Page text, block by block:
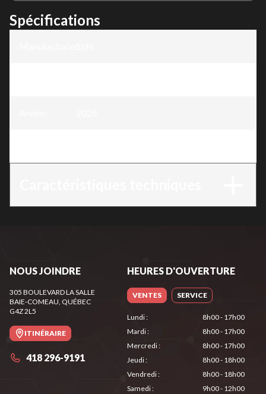
Spécifications
NOUS JOINDRE
305 BOULEVARD LA SALLE
BAIE-COMEAU, QUÉBEC
G4Z 2L5
ITINÉRAIRE
418 296-9191
HEURES D'OUVERTURE
VENTES SERVICE
Lundi:
8h00 - 17h00
Mardi:
8h00 - 17h00
Mercredi:
8h00 - 17h00
Jeudi:
8h00 - 18h00
Vendredi:
8h00 - 18h00
Samedi: 9h00 - 12h00